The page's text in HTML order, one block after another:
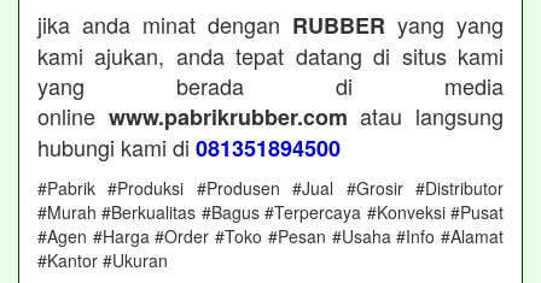
jika anda minat dengan RUBBER yang yang
kami ajukan, anda tepat datang di situs kami
yang berada di media
online www.pabrikrubber.com atau langsung
hubungi kami di 081351894500
#Pabrik #Produksi #Produsen #Jual #Grosir #Distributor
#Murah #Berkualitas #Bagus #Terpercaya #Konveksi #Pusat
#Agen #Harga #Order #Toko #Pesan #Usaha #Info #Alamat
#Kantor #Ukuran